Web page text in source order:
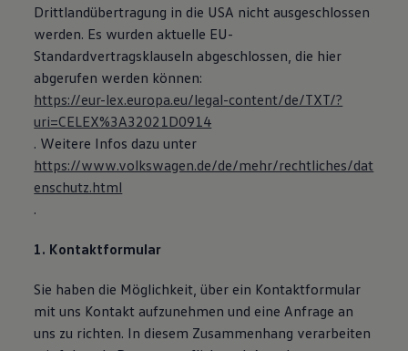
Drittlandübertragung in die USA nicht ausgeschlossen
werden. Es wurden aktuelle EU-
Standardvertragsklauseln abgeschlossen, die hier
abgerufen werden können:
https://eur-lex.europa.eu/legal-content/de/TXT/?
uri=CELEX%3A32021D0914
. Weitere Infos dazu unter
https://www.volkswagen.de/de/mehr/rechtliches/dat
enschutz.html
.
1. Kontaktformular
Sie haben die Möglichkeit, über ein Kontaktformular
mit uns Kontakt aufzunehmen und eine Anfrage an
uns zu richten. In diesem Zusammenhang verarbeiten